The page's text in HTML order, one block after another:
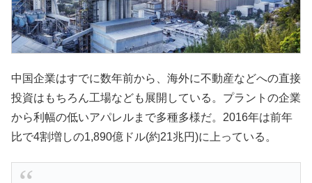
中国企業はすでに数年前から、海外に不動産などへの直接
投資はもちろん工場なども展開している。プラントの企業
から利幅の低いアパレルまで多種多様だ。2016年は前年
比で4割増しの1,890億ドル(約21兆円)に上っている。